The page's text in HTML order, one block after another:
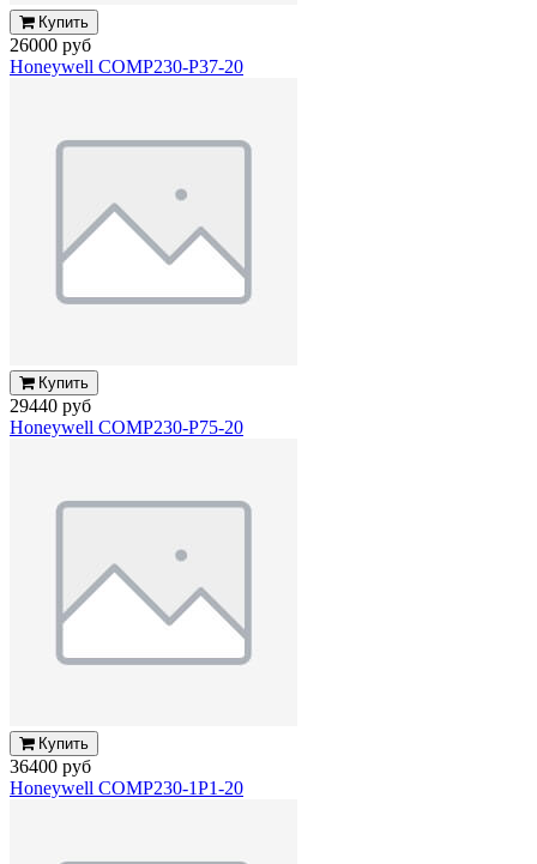
Купить
26000 руб
Honeywell COMP230-P37-20
Купить
29440 руб
Honeywell COMP230-P75-20
Купить
36400 руб
Honeywell COMP230-1P1-20